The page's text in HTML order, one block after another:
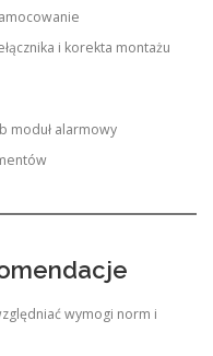
i korekta montażu
moduł alarmowy
wymogi norm i